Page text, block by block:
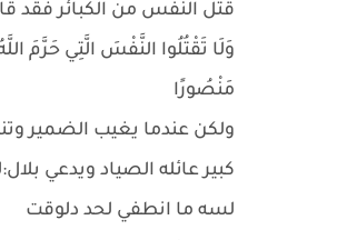
قتل النفس من الكبائر فقد
وَلَا تَقْتُلُوا النَّفْسَ الَّتِي حَرَّمَ
مَنْصُورًا
ولكن عندما يغيب الضمير
كبير عائله الصياد ويدعي
لسه ما انطفي لحد دلوقت